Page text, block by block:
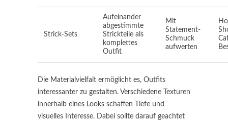
Strick-Sets
Aufeinander
abgestimmte
Strickteile als
komplettes
Outfit
Mit
Statement-
Schmuck
aufwerten
Die Materialvielfalt ermöglicht es, Outfits
interessanter zu gestalten. Verschiedene Texturen
innerhalb eines Looks schaffen Tiefe und
visuelles Interesse. Dabei sollte darauf geachtet